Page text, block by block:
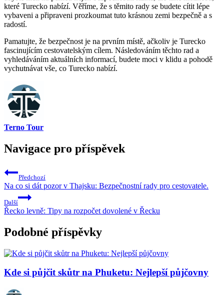
které Turecko nabízí. Věříme, že s těmito rady se budete cítit lépe
vybaveni a připraveni prozkoumat tuto krásnou zemi bezpečně a s
radostí.
Pamatujte, že bezpečnost je na prvním místě, ačkoliv je Turecko
fascinujícím cestovatelským cílem. Následováním těchto rad a
vyhledáváním aktuálních informací, budete moci v klidu a pohodě
vychutnávat vše, co Turecko nabízí.
Terno Tour
Navigace pro příspěvek
Předchozí
Na co si dát pozor v Thajsku: Bezpečnostní rady pro cestovatele.
Další
Řecko levně: Tipy na rozpočet dovolené v Řecku
Podobné příspěvky
Kde si půjčit skůtr na Phuketu: Nejlepší půjčovny